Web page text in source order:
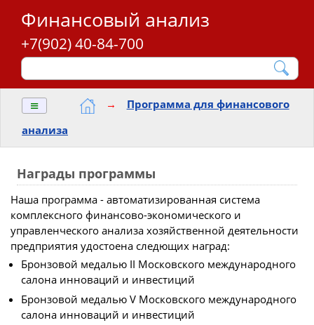
Финансовый анализ
+7(902) 40-84-700
≡ →
Программа для финансового
анализа
Награды программы
Наша программа - автоматизированная система
комплексного финансово-экономического и
управленческого анализа хозяйственной деятельности
предприятия удостоена следющих наград:
Бронзовой медалью II Московского международного
салона инноваций и инвестиций
Бронзовой медалью V Московского международного
салона инноваций и инвестиций